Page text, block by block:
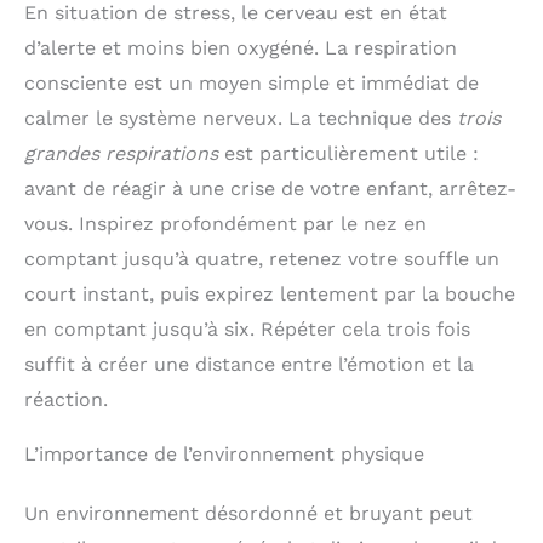
assurant stabilité et
charge. Les protections
de sol réglables incluses
délicats des rayures et
permettent un
fonctionnement
silencieux. TISSU EN
QUALITÉ: Ce fauteuil de
salon/cuisine rembourré,
avec dossier, accoudoirs
et pieds en métal, est
de haute qualité,
résistant aux déchirures,
teint. L'assise rembourrée
remplie de mousse haute
exceptionnels. FAUTEUIL
et ajustez les pieds avec
seulement 15 minutes,
profitez-en pleinement
【POLYVALENCE】La chaise s'intègre dans de
nombreuses pièces, dans la salle à manger comme
chaise pour les repas, dans la chambre comme
comme fauteuil de salon
En situation de stress, le cerveau est en état
d’alerte et moins bien oxygéné. La respiration
consciente est un moyen simple et immédiat de
calmer le système nerveux. La technique des trois
grandes respirationsest particulièrement utile :
avant de réagir à une crise de votre enfant, arrêtez-
vous. Inspirez profondément par le nez en
comptant jusqu’à quatre, retenez votre souffle un
court instant, puis expirez lentement par la bouche
en comptant jusqu’à six. Répéter cela trois fois
suffit à créer une distance entre l’émotion et la
réaction.
L’importance de l’environnement physique
Un environnement désordonné et bruyant peut